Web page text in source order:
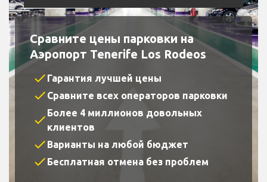
Сравните цены парковки на
Аэропорт Tenerife Los Rodeos
check Гарантия лучшей цены
check Сравните всех операторов парковки
check Более 4 миллионов довольных
клиентов
check Варианты на любой бюджет
check Бесплатная отмена без проблем